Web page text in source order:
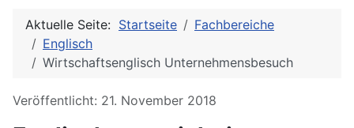
Aktuelle Seite: Startseite
Fachbereiche
Englisch
Wirtschaftsenglisch Unternehmensbesuch
Details
Veröffentlicht: 21. November 2018